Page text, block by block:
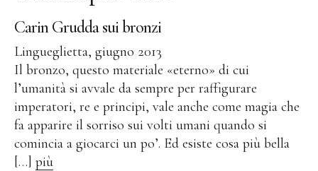
News
Mostre
Mostre Personali
Mostre Collettive
Opera
Carin Grudda sui bronzi
Lingueglietta, giugno 2013
Il bronzo, questo materiale «eterno» di cui
l’umanità si avvale da sempre per raffigurare
imperatori, re e principi, vale anche come magia che
fa apparire il sorriso sui volti umani quando si
comincia a giocarci un po’. Ed esiste cosa più bella
[…] più